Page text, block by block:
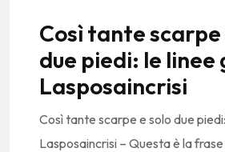
Così tante scarpe
due piedi: le linee
Lasposaincrisi
Così tante scarpe e solo due
Lasposaincrisi – Questa è la frase